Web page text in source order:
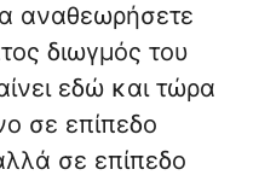
αναθεωρήσετε
διωγμός του
εδώ και τώρα
σε επίπεδο
σε επίπεδο